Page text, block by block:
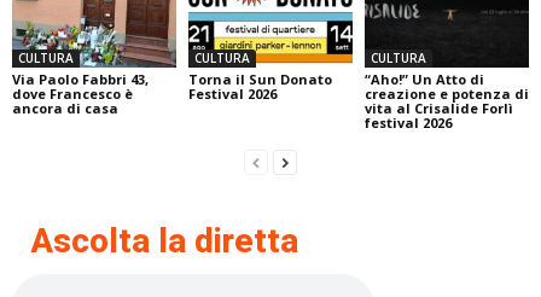
CULTURA
Via Paolo Fabbri 43,
dove Francesco è
ancora di casa
CULTURA
Torna il Sun Donato
Festival 2026
CULTURA
“Aho!” Un Atto di
creazione e potenza di
vita al Crisalide Forlì
festival 2026
Ascolta la diretta